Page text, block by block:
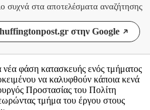
συχνά στα αποτελέσματα αναζήτησης
στην Google
νέα φάση κατασκευής ενός τμήματος
να καλυφθούν κάποια κενά
Προστασίας του Πολίτη
τμήμα του έργου στους